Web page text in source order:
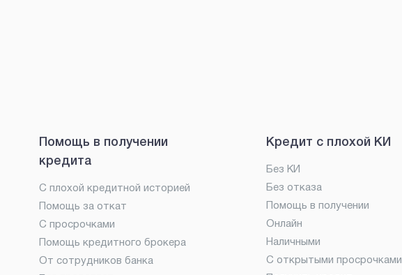
Помощь в получении
кредита
С плохой кредитной историей
Помощь за откат
С просрочками
Помощь кредитного брокера
От сотрудников банка
Кредит с плохой КИ
Без КИ
Без отказа
Помощь в получении
Онлайн
Наличными
С открытыми просрочками